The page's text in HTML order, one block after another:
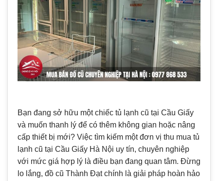
Bạn đang sở hữu một chiếc tủ lạnh cũ tại Cầu Giấy
và muốn thanh lý để có thêm không gian hoặc nâng
cấp thiết bị mới? Việc tìm kiếm một đơn vị thu mua tủ
lạnh cũ tại Cầu Giấy Hà Nội uy tín, chuyên nghiệp
với mức giá hợp lý là điều bạn đang quan tâm. Đừng
lo lắng, đồ cũ Thành Đạt chính là giải pháp hoàn hảo